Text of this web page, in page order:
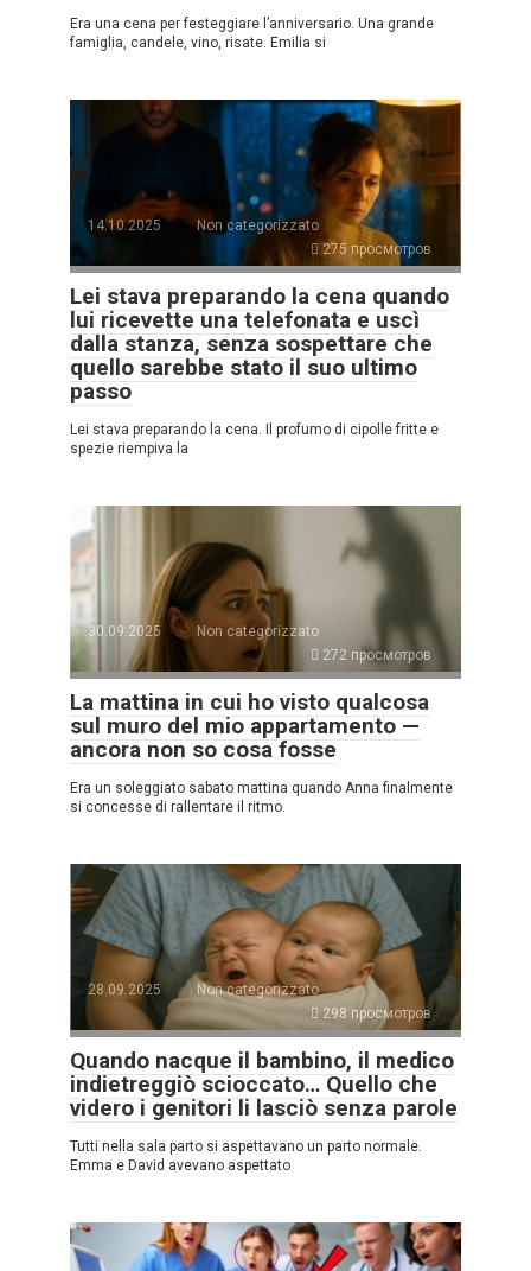
Era una cena per festeggiare l’anniversario. Una grande
famiglia, candele, vino, risate. Emilia si
14.10.2025
Non categorizzato
275 просмотров
Lei stava preparando la cena quando
lui ricevette una telefonata e uscì
dalla stanza, senza sospettare che
quello sarebbe stato il suo ultimo
passo
Lei stava preparando la cena. Il profumo di cipolle fritte e
spezie riempiva la
30.09.2025
Non categorizzato
272 просмотров
La mattina in cui ho visto qualcosa
sul muro del mio appartamento —
ancora non so cosa fosse
Era un soleggiato sabato mattina quando Anna finalmente
si concesse di rallentare il ritmo.
28.09.2025
Non categorizzato
298 просмотров
Quando nacque il bambino, il medico
indietreggiò scioccato… Quello che
videro i genitori li lasciò senza parole
Tutti nella sala parto si aspettavano un parto normale.
Emma e David avevano aspettato